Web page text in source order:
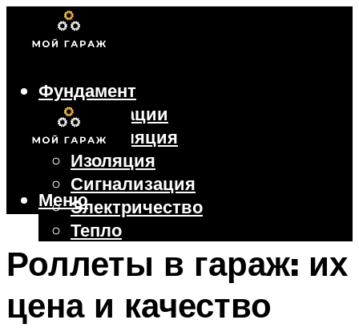
Фундамент
Коммуникации
Вентиляция
Изоляция
Сигнализация
Электричество
Тепло
Крыша
Ворота
Меню
Роллеты в гараж: их
цена и качество